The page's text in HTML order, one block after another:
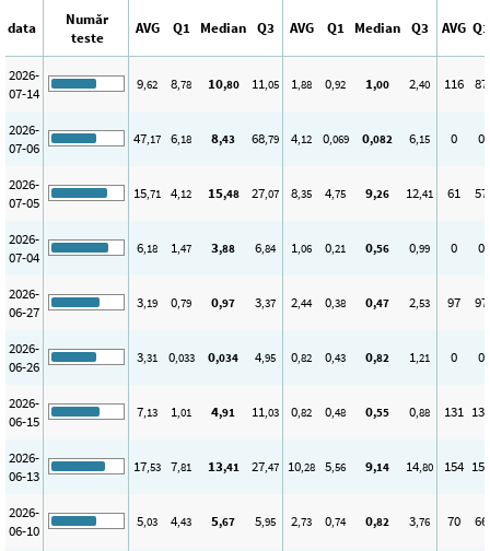
data
Număr
teste
AVG Q1 Median Q3 AVG Q1 Median Q3 AVG Q1
2026-
07-14
9,62 8,78 10,80 11,05 1,88 0,92 1,00 2,40 116 87
2026-
07-06
47,17 6,18 8,43 68,79 4,12 0,069 0,082 6,15 0 0
2026-
07-05
15,71 4,12 15,48 27,07 8,35 4,75 9,26 12,41 61 57
2026-
07-04
6,18 1,47 3,88 6,84 1,06 0,21 0,56 0,99 0 0
2026-
06-27
3,19 0,79 0,97 3,37 2,44 0,38 0,47 2,53 97 97
2026-
06-26
3,31 0,033 0,034 4,95 0,82 0,43 0,82 1,21 0 0
2026-
06-15
7,13 1,01 4,91 11,03 0,82 0,48 0,55 0,88 131 131
2026-
06-13
17,53 7,81 13,41 27,47 10,28 5,56 9,14 14,80 154 154
2026-
06-10
5,03 4,43 5,67 5,95 2,73 0,74 0,82 3,76 70 66